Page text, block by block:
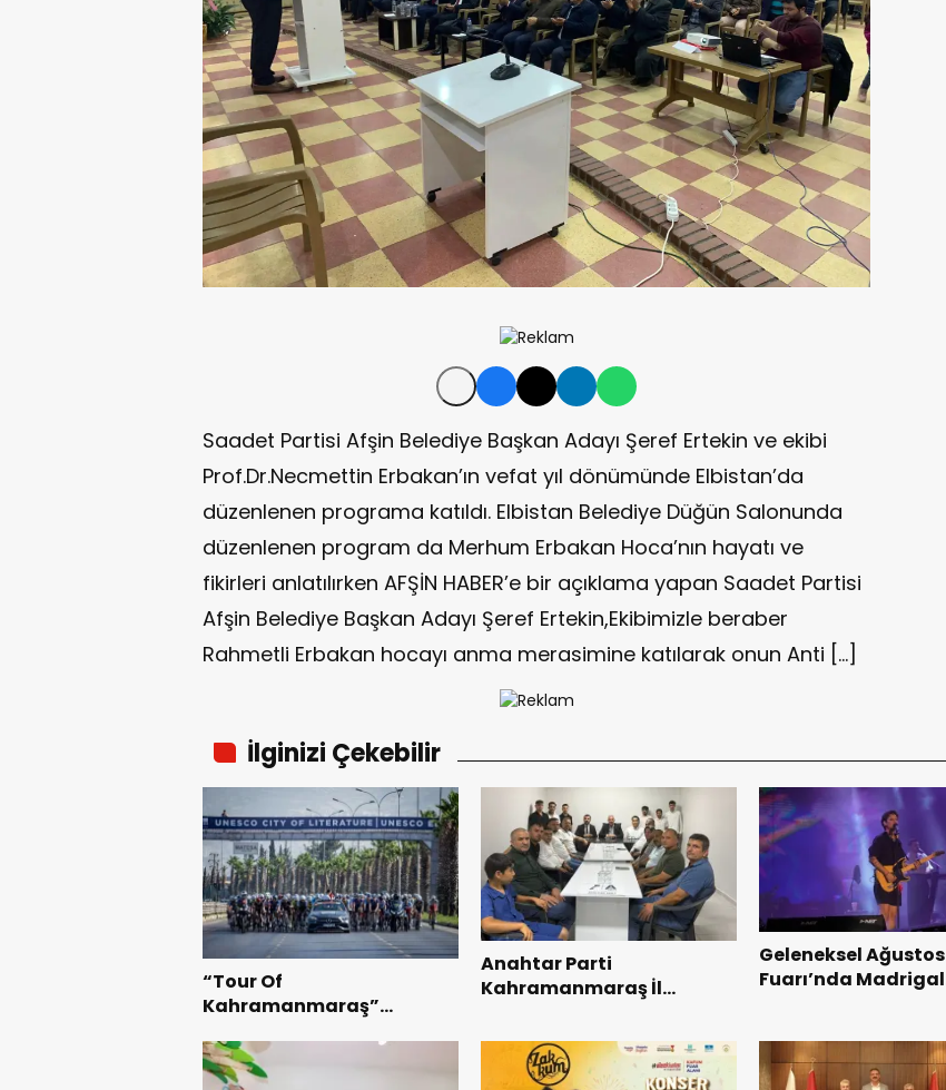
Saadet Partisi Afşin Belediye Başkan Adayı Şeref Ertekin ve ekibi
Prof.Dr.Necmettin Erbakan’ın vefat yıl dönümünde Elbistan’da
düzenlenen programa katıldı. Elbistan Belediye Düğün Salonunda
düzenlenen program da Merhum Erbakan Hoca’nın hayatı ve
fikirleri anlatılırken AFŞİN HABER’e bir açıklama yapan Saadet Partisi
Afşin Belediye Başkan Adayı Şeref Ertekin,Ekibimizle beraber
Rahmetli Erbakan hocayı anma merasimine katılarak onun Anti […]
İlginizi Çekebilir
“Tour Of
Kahramanmaraş”
Turnuvası Tamamlandı.
Anahtar Parti
Kahramanmaraş İl
Teşkilatı ile buluştu.
Geleneksel Ağustos
Fuarı’nda Madrigal